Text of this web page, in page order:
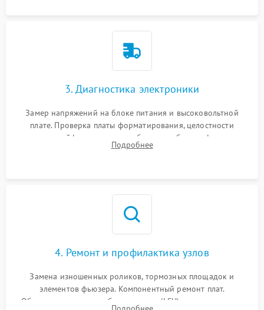
3. Диагностика электроники
Замер напряжений на блоке питания и высоковольтной
плате. Проверка платы форматирования, целостности
плоских шлейфов сканера и работоспособности флажков и
оптопар (датчиков прохождения бумаги).
Подробнее
4. Ремонт и профилактика узлов
Замена изношенных роликов, тормозных площадок и
элементов фьюзера. Компонентный ремонт плат.
Обязательная очистка блока лазера (LSU), зеркал и тракта